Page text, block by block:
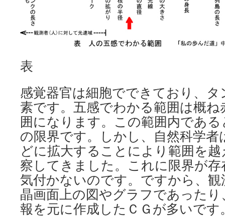
表
感覚器官は細胞でできており、
素です。五感でわかる範囲は概
囲になります。この範囲内であ
の限界です。しかし、自然科学者
どに拡大することにより範囲を
察してきました。これに限界が
気付かないのです。ですから、
晶画面上の図やグラフであった
報を元に作成したＣＧが多いです